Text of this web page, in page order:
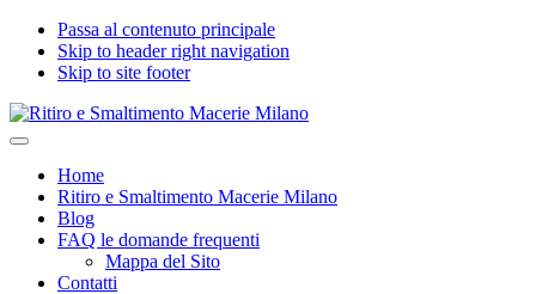
Passa al contenuto principale
Skip to header right navigation
Skip to site footer
Ritiro
Smaltimento
Macerie
Milano
Impresa
seria
certificata
Menu
Home
Ritiro e Smaltimento Macerie Milano
Blog
FAQ le domande frequenti
Mappa del Sito
Contatti